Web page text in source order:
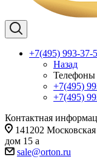
+7(495) 993-37-
Назад
Телефоны
+7(495)
+7(495)
Контактная
141202
дом 15 а
sale@orton.ru